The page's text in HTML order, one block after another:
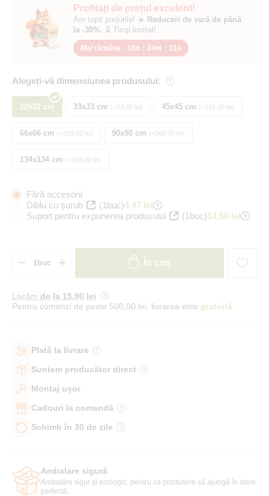
Profitați de prețul excelent!
Am topit prețurile! ☀️ Reduceri de vară de până
la -30%. ⏳ Timp limitat!
Mai rămâne - 18o : 24m : 10s
Alegeți-vă dimensiunea produsului:
22x22 cm 33x33 cm +53,80 lei 45x45 cm +116,00 lei
66x66 cm +208,60 lei 90x90 cm +360,70 lei
134x134 cm +816,30 lei
Fără accesorii
Diblu cu șurub
(1buc)4,47 lei
Suport pentru expunerea produsului
(1buc)14,60 lei
În coș
Livrăm de la 15,90 lei
Pentru comenzi de peste 500,00 lei, livrarea este gratuită
Plată la livrare
Suntem producător direct
Montaj ușor
Cadouri la comandă
Schimb în 30 de zile
Ambalare sigură
Ambalăm sigur și ecologic, pentru ca produsele să ajungă în stare
perfectă.